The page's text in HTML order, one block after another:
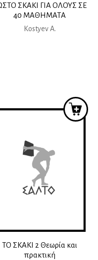
ΣΚΑΚΙ ΓΙΑ ΟΛΟΥΣ ΣΕ
40 ΜΑΘΗΜΑΤΑ
Kostyev A.
ΤΟ ΣΚΑΚΙ 2 Θεωρία και
πρακτική